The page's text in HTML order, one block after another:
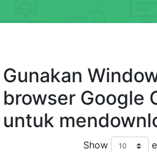
Gunakan
browser Google
untuk
Show